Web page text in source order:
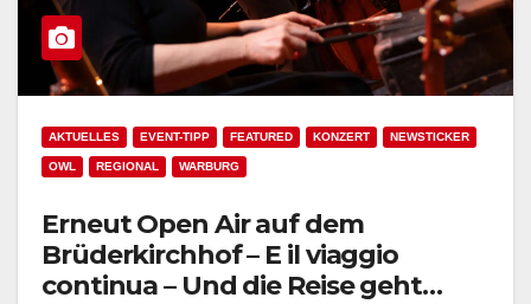
AKTUELLES EVENT-TIPP FEATURED KONZERT NEWSTICKER
OWL REGIONAL WARBURG
Erneut Open Air auf dem
Brüderkirchhof – E il viaggio
continua – Und die Reise geht